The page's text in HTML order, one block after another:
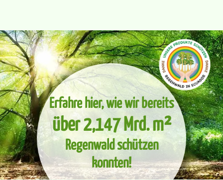
Erfahre hier, wie wir bereits
über 2,147 Mrd. m²
Regenwald schützen
konnten!